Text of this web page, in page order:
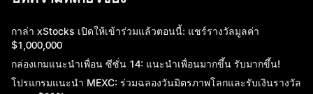
กาล่า xStocks เปิดให้เข้าร่วมแล้วตอนนี้: แชร์รางวัลมูลค่า
$1,000,000
กล่องเกมแนะนำเพื่อน ซีซั่น 14: แนะนำเพื่อนมากขึ้น รับมากขึ้น!
โปรแกรมแนะนำ MEXC: ร่วมฉลองวันมิตรภาพโลกและรับเงินรางวัล